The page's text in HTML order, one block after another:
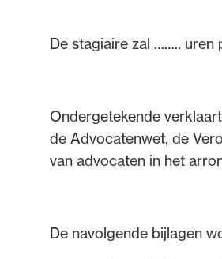
De stagiaire zal …….. uren
Ondergetekende
de Advocatenwet, de
van advocaten in het
De navolgende bijlagen